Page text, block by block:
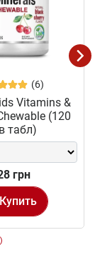
(6)
Vitamins &
(120
табл)
грн
Купить